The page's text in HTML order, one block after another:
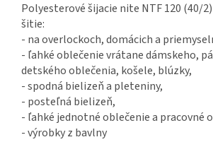
Polyesterové šijacie nite NTF 120 (40/
šitie:
- na overlockoch, domácich a
- ľahké oblečenie vrátane dámskeho,
detského oblečenia, košele, blúzky,
- spodná bielizeň a pleteniny,
- posteľná bielizeň,
- ľahké jednotné oblečenie a pracovné
- výrobky z bavlny